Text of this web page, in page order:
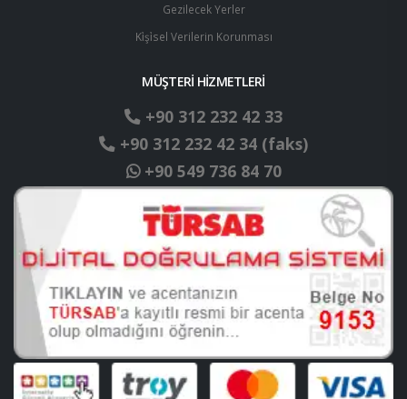
Gezilecek Yerler
Ki̇şi̇sel Verilerin Korunması
MÜŞTERİ HİZMETLERİ
+90 312 232 42 33
+90 312 232 42 34 (faks)
+90 549 736 84 70